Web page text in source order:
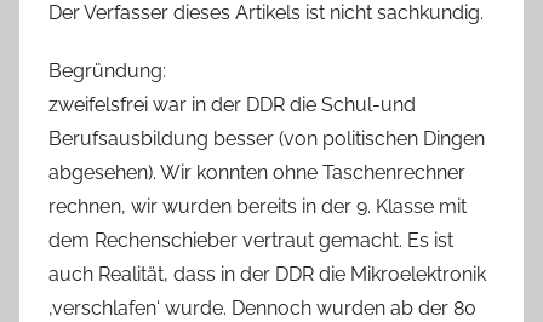
Der Verfasser dieses Artikels ist nicht sachkundig.
Begründung:
zweifelsfrei war in der DDR die Schul-und
Berufsausbildung besser (von politischen Dingen
abgesehen). Wir konnten ohne Taschenrechner
rechnen, wir wurden bereits in der 9. Klasse mit
dem Rechenschieber vertraut gemacht. Es ist
auch Realität, dass in der DDR die Mikroelektronik
‚verschlafen‘ wurde. Dennoch wurden ab der 80